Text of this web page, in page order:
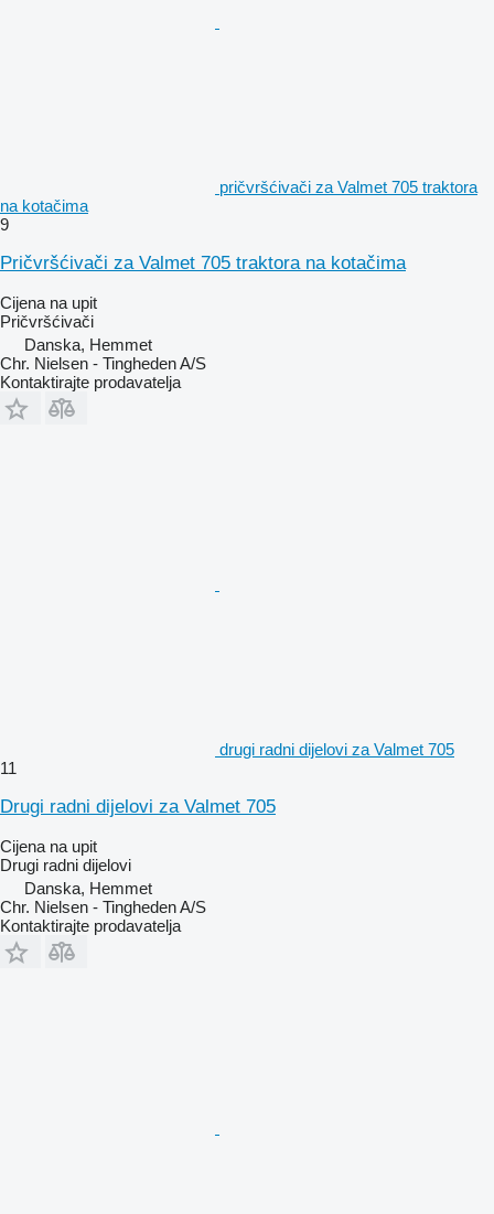
pričvršćivači za Valmet 705 traktora
na kotačima
9
Pričvršćivači za Valmet 705 traktora na kotačima
Cijena na upit
Pričvršćivači
Danska, Hemmet
Chr. Nielsen - Tingheden A/S
Kontaktirajte prodavatelja
drugi radni dijelovi za Valmet 705
11
Drugi radni dijelovi za Valmet 705
Cijena na upit
Drugi radni dijelovi
Danska, Hemmet
Chr. Nielsen - Tingheden A/S
Kontaktirajte prodavatelja